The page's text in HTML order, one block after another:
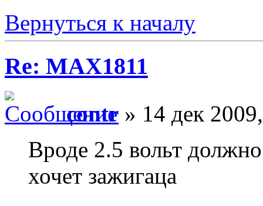
Вернуться к началу
Re: MAX1811
contr » 14 дек
Вроде 2.5 вольт должно
хочет зажигаца